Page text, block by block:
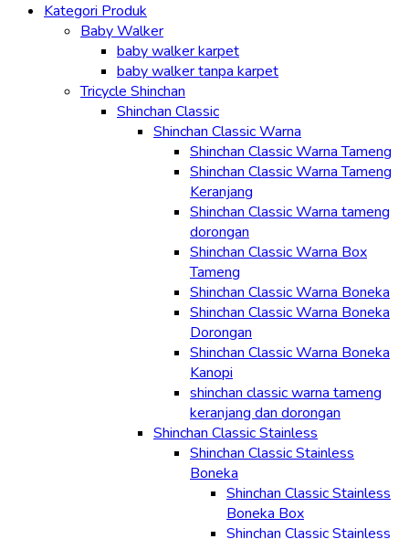
Kategori Produk
Baby Walker
baby walker karpet
baby walker tanpa karpet
Tricycle Shinchan
Shinchan Classic
Shinchan Classic Warna
Shinchan Classic Warna Tameng
Shinchan Classic Warna Tameng
Keranjang
Shinchan Classic Warna tameng
dorongan
Shinchan Classic Warna Box
Tameng
Shinchan Classic Warna Boneka
Shinchan Classic Warna Boneka
Dorongan
Shinchan Classic Warna Boneka
Kanopi
shinchan classic warna tameng
keranjang dan dorongan
Shinchan Classic Stainless
Shinchan Classic Stainless
Boneka
Shinchan Classic Stainless
Boneka Box
Shinchan Classic Stainless